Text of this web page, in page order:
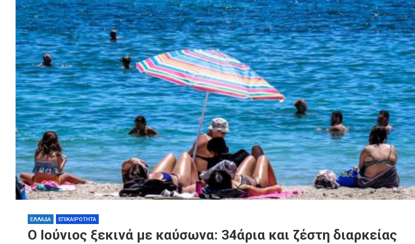
Αγροτικές Ενισχύσεις: Οι Πρώτες Πληρωμές Έως 31 Οκτωβρίου Με τη
Φωτιά στο παλιό κτίριο του Badminton στο Γουδή: Οι δικηγόροι των
δικογραφία
ΕΛΛΑΔΑ ΕΠΙΚΑΙΡΟΤΗΤΑ
Ο Ιούνιος ξεκινά με καύσωνα: 34άρια και ζέστη διαρκείας